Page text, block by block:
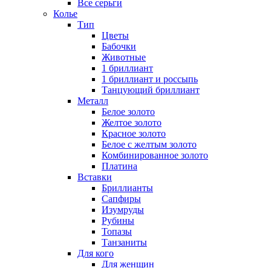
Все серьги
Колье
Тип
Цветы
Бабочки
Животные
1 бриллиант
1 бриллиант и россыпь
Танцующий бриллиант
Металл
Белое золото
Желтое золото
Красное золото
Белое с желтым золото
Комбинированное золото
Платина
Вставки
Бриллианты
Сапфиры
Изумруды
Рубины
Топазы
Танзаниты
Для кого
Для женщин